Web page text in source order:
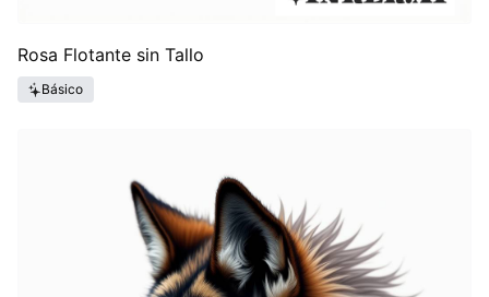
Rosa Flotante sin Tallo
Básico